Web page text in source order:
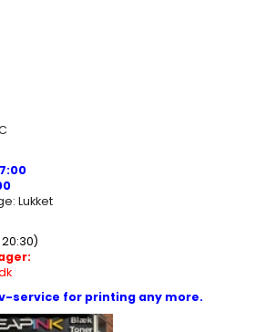
Lukket
service for printing any more.